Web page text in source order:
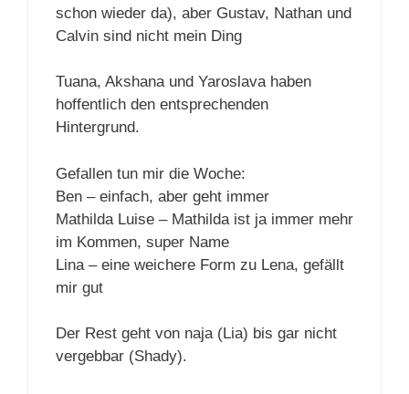
schon wieder da), aber Gustav, Nathan und
Calvin sind nicht mein Ding
Tuana, Akshana und Yaroslava haben
hoffentlich den entsprechenden
Hintergrund.
Gefallen tun mir die Woche:
Ben – einfach, aber geht immer
Mathilda Luise – Mathilda ist ja immer mehr
im Kommen, super Name
Lina – eine weichere Form zu Lena, gefällt
mir gut
Der Rest geht von naja (Lia) bis gar nicht
vergebbar (Shady).